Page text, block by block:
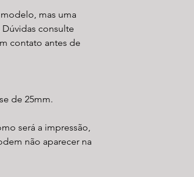
mas uma
consulte
contato antes de
de 25mm.
será a impressão,
não aparecer na